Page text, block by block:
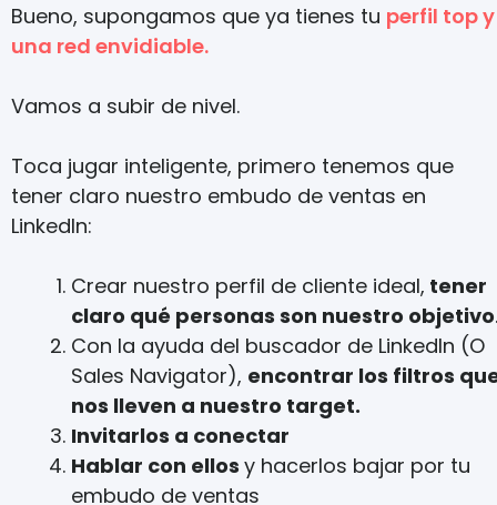
Bueno, supongamos que ya tienes tu perfil top y
una red envidiable.
Vamos a subir de nivel.
Toca jugar inteligente, primero tenemos que
tener claro nuestro embudo de ventas en
LinkedIn:
Crear nuestro perfil de cliente ideal, tener
claro qué personas son nuestro objetivo.
Con la ayuda del buscador de LinkedIn (O
Sales Navigator), encontrar los filtros
nos lleven a nuestro target.
Invitarlos a conectar
Hablar con ellos y hacerlos bajar por tu
embudo de ventas